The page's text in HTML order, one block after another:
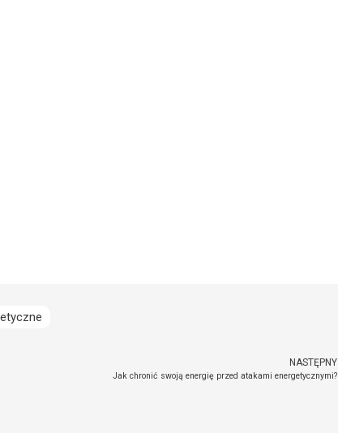
NASTĘPNY
Jak chronić swoją energię przed atakami energetycznymi?